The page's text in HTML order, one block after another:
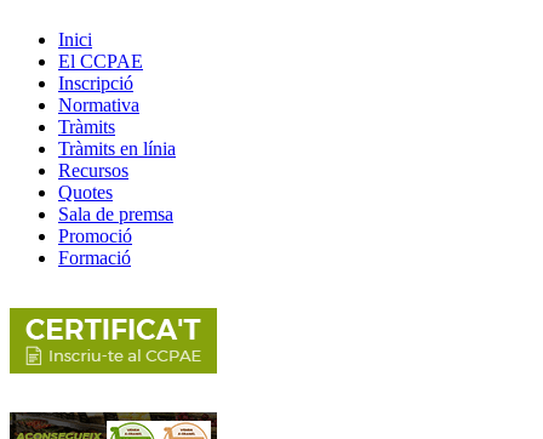
Inici
El CCPAE
Inscripció
Normativa
Tràmits
Tràmits en línia
Recursos
Quotes
Sala de premsa
Promoció
Formació